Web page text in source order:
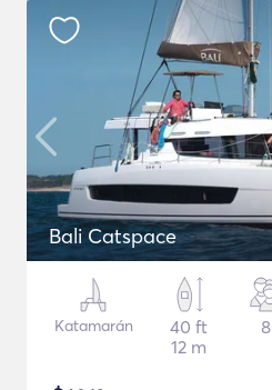
Bali Catspace
Katamarán
40 ft
12 m
8